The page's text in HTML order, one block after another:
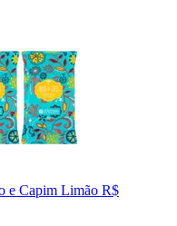
e Capim Limão R$